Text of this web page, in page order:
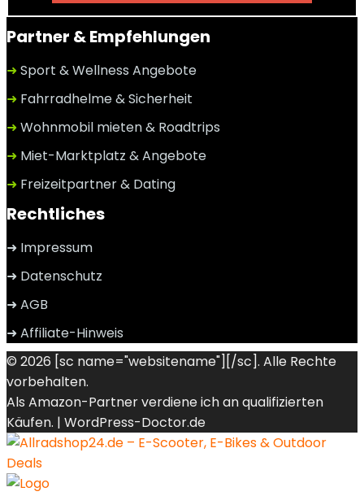
Partner & Empfehlungen
➜ Sport & Wellness Angebote
➜ Fahrradhelme & Sicherheit
➜ Wohnmobil mieten & Roadtrips
➜ Miet-Marktplatz & Angebote
➜ Freizeitpartner & Dating
Rechtliches
➜ Impressum
➜ Datenschutz
➜ AGB
➜ Affiliate-Hinweis
© 2026 [sc name="websitename"][/sc]. Alle Rechte
vorbehalten.
Als Amazon-Partner verdiene ich an qualifizierten
Käufen. | WordPress-Doctor.de